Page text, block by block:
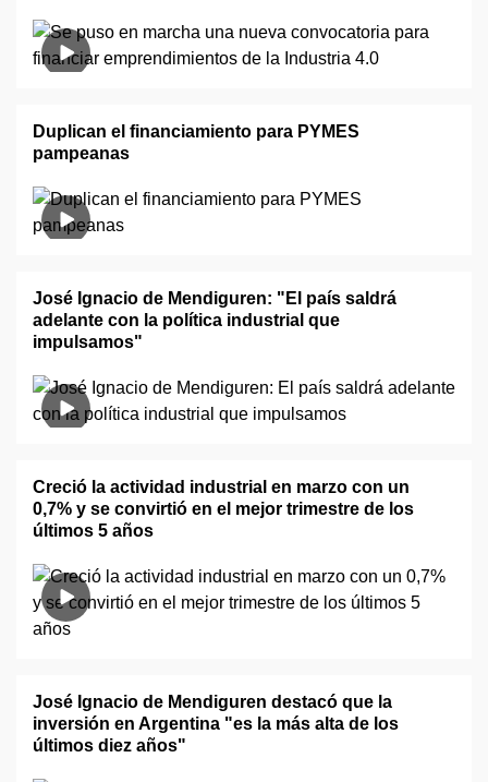
Duplican el financiamiento para PYMES
pampeanas
José Ignacio de Mendiguren: "El país saldrá
adelante con la política industrial que
impulsamos"
Creció la actividad industrial en marzo con un
0,7% y se convirtió en el mejor trimestre de los
últimos 5 años
José Ignacio de Mendiguren destacó que la
inversión en Argentina "es la más alta de los
últimos diez años"